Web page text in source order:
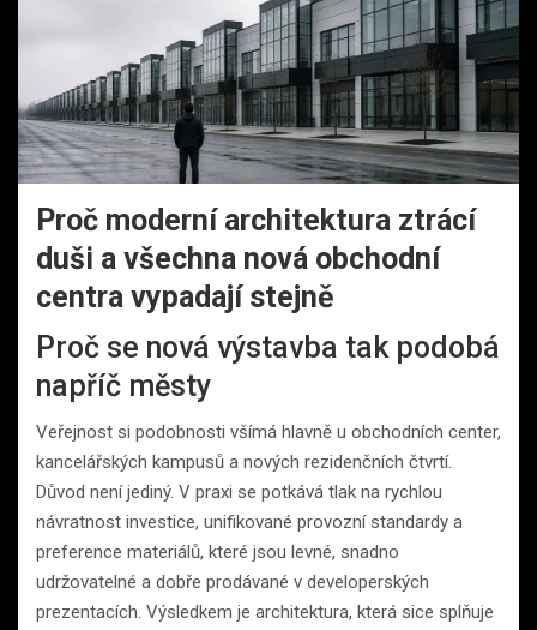
Proč moderní architektura ztrácí
duši a všechna nová obchodní
centra vypadají stejně
Proč se nová výstavba tak podobá
napříč městy
Veřejnost si podobnosti všímá hlavně u obchodních center,
kancelářských kampusů a nových rezidenčních čtvrtí.
Důvod není jediný. V praxi se potkává tlak na rychlou
návratnost investice, unifikované provozní standardy a
preference materiálů, které jsou levné, snadno
udržovatelné a dobře prodávané v developerských
prezentacích. Výsledkem je architektura, která sice splňuje